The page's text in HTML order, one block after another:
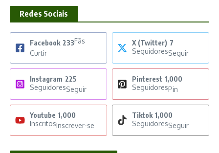
Redes Sociais
Facebook 233Fãs
Curtir
X (Twitter) 7
SeguidoresSeguir
Instagram 225
SeguidoresSeguir
Pinterest 1,000
SeguidoresPin
Youtube 1,000
InscritosInscrever-se
Tiktok 1,000
SeguidoresSeguir